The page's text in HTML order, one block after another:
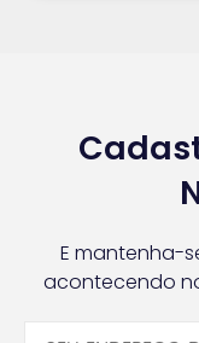
E mantenha-
acontecendo